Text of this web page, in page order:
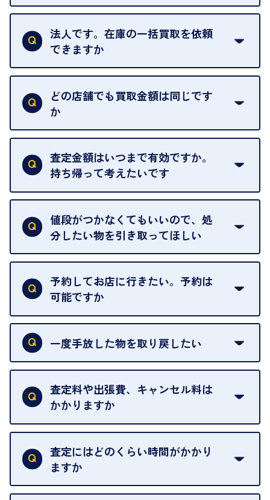
はい。1点でもお伺いします。
法人です。在庫の一括買取を依頼
できますか
はい。喜んで承ります。出張買取をご利用くださ
い。
ご指定の場所にお伺いします。
どの店舗でも買取金額は同じです
か
はい。全店舗一律です。
ただし、中古市場は日々変動するため、査定した日
によって査定額が変わることはございます。
査定金額はいつまで有効ですか。
持ち帰って考えたいです
査定額は当日限り有効です。
中古市場が日々変動するため、翌日には査定額が変
わることがございます。
値段がつかなくてもいいので、処
分したい物を引き取ってほしい
再販不可能な物は、場合によってはお断りすること
がございます。ご了承ください。
予約してお店に行きたい。予約は
可能ですか
申し訳ありませんが、現在はご来店の予約は承って
おりません。
を整えておりますので、お好きな時にお越しくださ
い。
お急ぎの場合はスタッフに一言お声がけください。
可能な限り、迅速に対応させていただきます。
一度手放した物を取り戻したい
当店は質店ではありませんので、買い取ったお品物
は基本的に販売へと回されます。買い戻しはできま
せんので、ご了承ください。
グオフが可能です。
契約破棄という形で、お品物をお戻しすることがで
きます。
売却当日を含む8日間のうちに、お気軽にお申し出
査定料や出張費、キャンセル料は
かかりますか
一切いただいておりません。査定金額にご納得いた
だけない場合は、その場でお断りいただいても問題
ございません。お気軽にご相談ください。
査定にはどのくらい時間がかかり
ますか
お品物の内容や点数によって異なりますが、店頭買